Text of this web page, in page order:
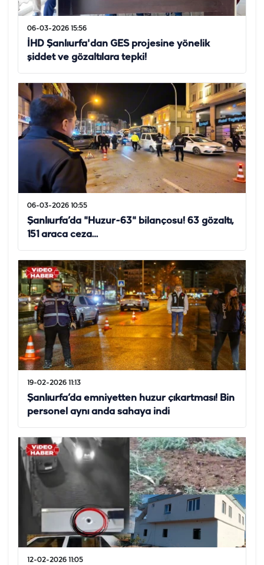
06-03-2026 15:56
İHD Şanlıurfa'dan GES projesine yönelik
şiddet ve gözaltılara tepki!
06-03-2026 10:55
Şanlıurfa’da "Huzur-63" bilançosu! 63 gözaltı,
151 araca ceza…
19-02-2026 11:13
Şanlıurfa’da emniyetten huzur çıkartması! Bin
personel aynı anda sahaya indi
12-02-2026 11:05